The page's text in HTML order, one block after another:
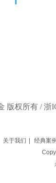
版权所有 / 浙
关于我们 经典案例